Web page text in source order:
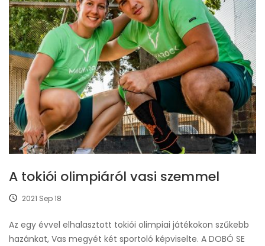
A tokiói olimpiáról vasi szemmel
2021 Sep 18
Az egy évvel elhalasztott tokiói olimpiai játékokon szűkebb
hazánkat, Vas megyét két sportoló képviselte. A DOBÓ SE